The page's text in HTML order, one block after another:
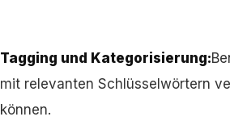
Tagging und Kategorisierung:
mit relevanten Schlüsselwörtern
können.